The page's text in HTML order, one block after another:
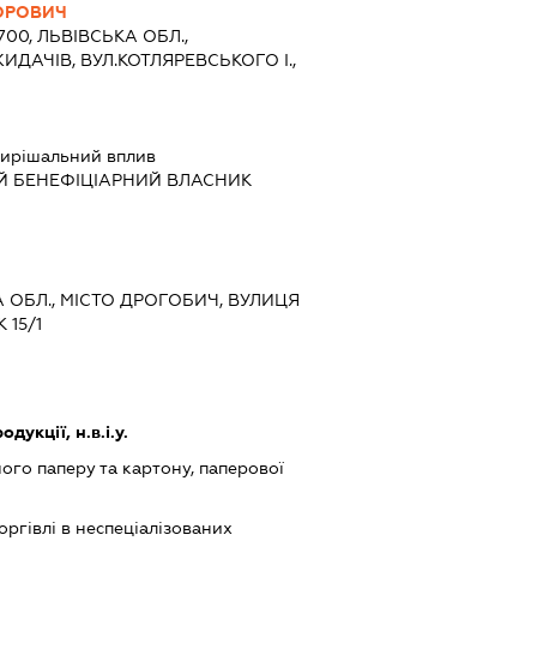
ЛЬВІВСЬКА ОБЛ.,
ВУЛ.КОТЛЯРЕВСЬКОГО І.,
вплив
БЕНЕФІЦІАРНИЙ ВЛАСНИК
ОБЛ., МІСТО ДРОГОБИЧ, ВУЛИЦЯ
1
н.в.і.у.
паперу та картону, паперової
в неспеціалізованих